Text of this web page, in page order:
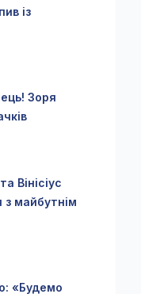
із
Зоря
Вінісіус
з майбутнім
«Будемо